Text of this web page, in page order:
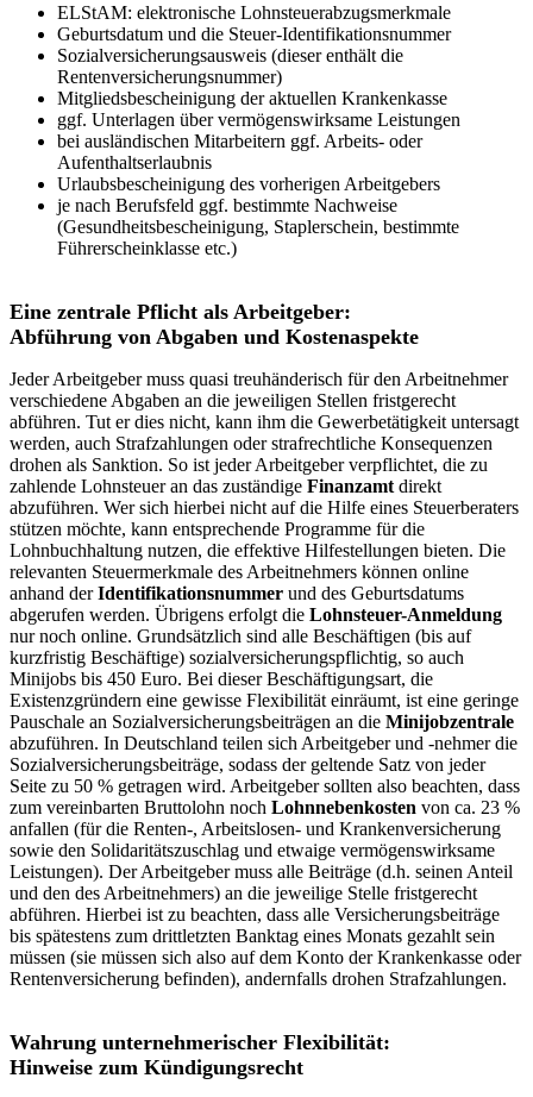
ELStAM: elektronische Lohnsteuerabzugsmerkmale
Geburtsdatum und die Steuer-Identifikationsnummer
Sozialversicherungsausweis (dieser enthält die
Rentenversicherungsnummer)
Mitgliedsbescheinigung der aktuellen Krankenkasse
ggf. Unterlagen über vermögenswirksame Leistungen
bei ausländischen Mitarbeitern ggf. Arbeits- oder
Aufenthaltserlaubnis
Urlaubsbescheinigung des vorherigen Arbeitgebers
je nach Berufsfeld ggf. bestimmte Nachweise
(Gesundheitsbescheinigung, Staplerschein, bestimmte
Führerscheinklasse etc.)
Eine zentrale Pflicht als Arbeitgeber:
Abführung von Abgaben und Kostenaspekte
Jeder Arbeitgeber muss quasi treuhänderisch für den Arbeitnehmer
verschiedene Abgaben an die jeweiligen Stellen fristgerecht
abführen. Tut er dies nicht, kann ihm die Gewerbetätigkeit untersagt
werden, auch Strafzahlungen oder strafrechtliche Konsequenzen
drohen als Sanktion. So ist jeder Arbeitgeber verpflichtet, die zu
zahlende Lohnsteuer an das zuständige Finanzamt direkt
abzuführen. Wer sich hierbei nicht auf die Hilfe eines Steuerberaters
stützen möchte, kann entsprechende Programme für die
Lohnbuchhaltung nutzen, die effektive Hilfestellungen bieten. Die
relevanten Steuermerkmale des Arbeitnehmers können online
anhand derIdentifikationsnummer und des Geburtsdatums
abgerufen werden. Übrigens erfolgt die Lohnsteuer-Anmeldung
nur noch online. Grundsätzlich sind alle Beschäftigen (bis auf
kurzfristig Beschäftige) sozialversicherungspflichtig, so auch
Minijobs bis 450 Euro. Bei dieser Beschäftigungsart, die
Existenzgründern eine gewisse Flexibilität einräumt, ist eine geringe
Pauschale an Sozialversicherungsbeiträgen an die Minijobzentrale
abzuführen. In Deutschland teilen sich Arbeitgeber und -nehmer die
Sozialversicherungsbeiträge, sodass der geltende Satz von jeder
Seite zu 50 % getragen wird. Arbeitgeber sollten also beachten, dass
zum vereinbarten Bruttolohn noch Lohnnebenkosten von ca. 23 %
anfallen (für die Renten-, Arbeitslosen- und Krankenversicherung
sowie den Solidaritätszuschlag und etwaige vermögenswirksame
Leistungen). Der Arbeitgeber muss alle Beiträge (d.h. seinen Anteil
und den des Arbeitnehmers) an die jeweilige Stelle fristgerecht
abführen. Hierbei ist zu beachten, dass alle Versicherungsbeiträge
bis spätestens zum drittletzten Banktag eines Monats gezahlt sein
müssen (sie müssen sich also auf dem Konto der Krankenkasse oder
Rentenversicherung befinden), andernfalls drohen Strafzahlungen.
Wahrung unternehmerischer Flexibilität:
Hinweise zum Kündigungsrecht